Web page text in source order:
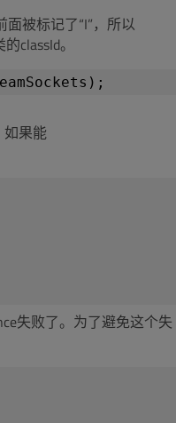
被标记了“I”，所以
classId。
如果能
失败了。为了避免这个失